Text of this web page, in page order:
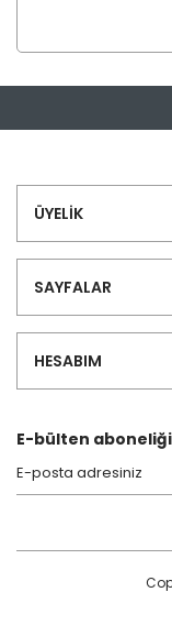
ÜYELİK
SAYFALAR
HESABIM
E-bülten aboneliği